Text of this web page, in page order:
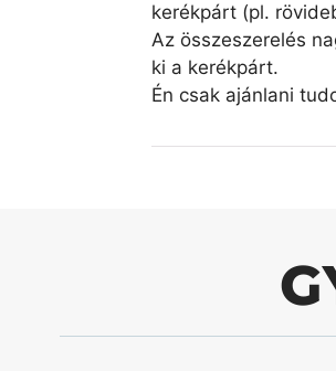
kerékpárt (pl.
Az összeszerelés
ki a kerékpárt.
Én csak ajánlani